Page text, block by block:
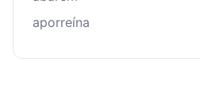
aporreína